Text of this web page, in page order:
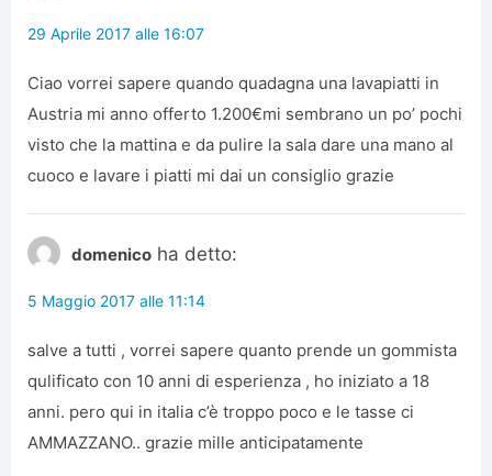
29 Aprile 2017 alle 16:07
Ciao vorrei sapere quando quadagna una lavapiatti in
Austria mi anno offerto 1.200€mi sembrano un po’ pochi
visto che la mattina e da pulire la sala dare una mano al
cuoco e lavare i piatti mi dai un consiglio grazie
domenico ha detto:
5 Maggio 2017 alle 11:14
salve a tutti , vorrei sapere quanto prende un gommista
qulificato con 10 anni di esperienza , ho iniziato a 18
anni. pero qui in italia c’è troppo poco e le tasse ci
AMMAZZANO.. grazie mille anticipatamente